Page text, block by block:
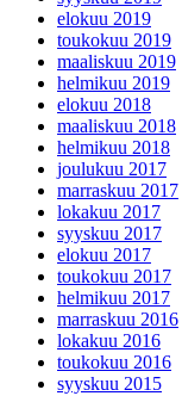
elokuu 2019
toukokuu 2019
maaliskuu 2019
helmikuu 2019
elokuu 2018
maaliskuu 2018
helmikuu 2018
joulukuu 2017
marraskuu 2017
lokakuu 2017
syyskuu 2017
elokuu 2017
toukokuu 2017
helmikuu 2017
marraskuu 2016
lokakuu 2016
toukokuu 2016
syyskuu 2015